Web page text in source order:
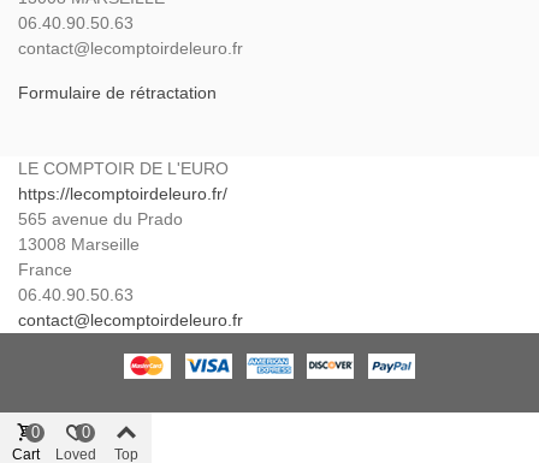
06.40.90.50.63
contact@lecomptoirdeleuro.fr
Formulaire de rétractation
LE COMPTOIR DE L'EURO
https://lecomptoirdeleuro.fr/
565 avenue du Prado
13008 Marseille
France
06.40.90.50.63
contact@lecomptoirdeleuro.fr
Cart
0
Loved
0
Top